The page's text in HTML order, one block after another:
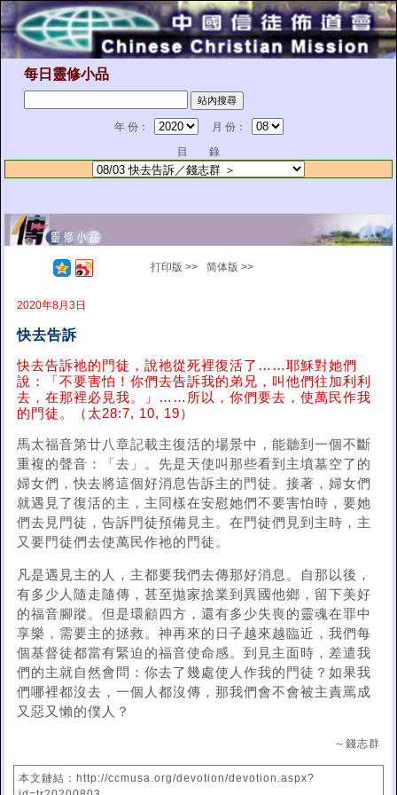
每日靈修小品
年 份：
月 份：
目 錄
打印版 >> 简体版 >>
2020年8月3日
快去告訴
快去告訴祂的門徒，說祂從死裡復活了……耶穌對她們
說：「不要害怕！你們去告訴我的弟兄，叫他們往加利利
去，在那裡必見我。」……所以，你們要去，使萬民作我
的門徒。（太28:7, 10, 19）
馬太福音第廿八章記載主復活的場景中，能聽到一個不斷
重複的聲音：「去」。先是天使叫那些看到主墳墓空了的
婦女們，快去將這個好消息告訴主的門徒。接著，婦女們
就遇見了復活的主，主同樣在安慰她們不要害怕時，要她
們去見門徒，告訴門徒預備見主。在門徒們見到主時，主
又要門徒們去使萬民作祂的門徒。
凡是遇見主的人，主都要我們去傳那好消息。自那以後，
有多少人隨走隨傳，甚至拋家捨業到異國他鄉，留下美好
的福音腳蹤。但是環顧四方，還有多少失喪的靈魂在罪中
享樂，需要主的拯救。神再來的日子越來越臨近，我們每
個基督徒都當有緊迫的福音使命感。到見主面時，差遣我
們的主就自然會問：你去了幾處使人作我的門徒？如果我
們哪裡都沒去，一個人都沒傳，那我們會不會被主責罵成
又惡又懶的僕人？
～錢志群
本文鏈結：http://ccmusa.org/devotion/devotion.aspx?